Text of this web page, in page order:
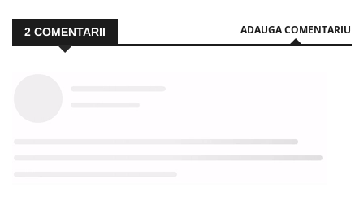
2 COMENTARII ADAUGA COMENTARIU